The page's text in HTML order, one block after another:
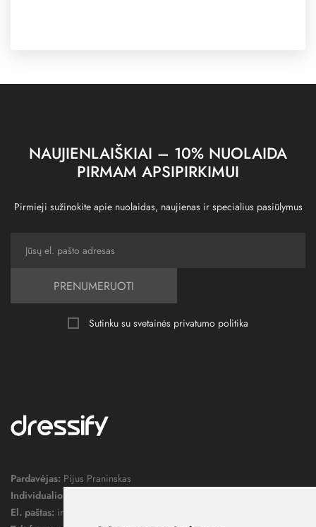
NAUJIENLAIŠKIAI – 10% NUOLAIDA
PIRMAM APSIPIRKIMUI
Pirmieji sužinokite apie nuolaidas, naujienas ir specialius pasiūlymus
PRENUMERUOTI
Sutinku su svetainės privatumo politika
Pardavėjas: Pijus Praninskas
Individualios veiklos pažymos nr.:
El. paštas: info@dressify.lt